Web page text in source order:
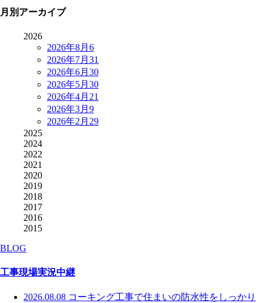
月別アーカイブ
2026
2026年8月 6
2026年7月 31
2026年6月 30
2026年5月 30
2026年4月 21
2026年3月 9
2026年2月 29
2025
2024
2022
2021
2020
2019
2018
2017
2016
2015
BLOG
工事現場実況中継
2026.08.08 コーキング工事で住まいの防水性をしっかり